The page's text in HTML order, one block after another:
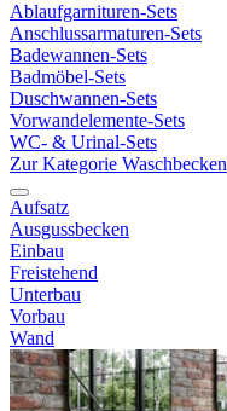
Ablaufgarnituren-Sets
Anschlussarmaturen-Sets
Badewannen-Sets
Badmöbel-Sets
Duschwannen-Sets
Vorwandelemente-Sets
WC- & Urinal-Sets
Zur Kategorie Waschbecken
Aufsatz
Ausgussbecken
Einbau
Freistehend
Unterbau
Vorbau
Wand